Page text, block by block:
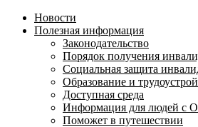
Новости
Полезная информация
Законодательство
Порядок получения
Социальная защита
Образование и
Доступная среда
Информация для людей с
Поможет в путешествии